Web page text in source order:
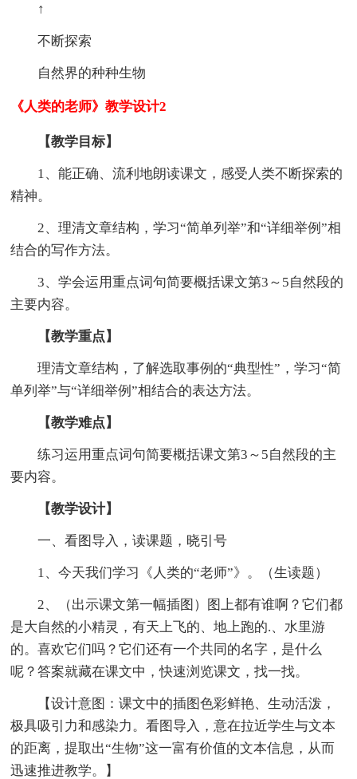
↑
不断探索
自然界的种种生物
《人类的老师》教学设计2
【教学目标】
1、能正确、流利地朗读课文，感受人类不断探索的
精神。
2、理清文章结构，学习“简单列举”和“详细举例”相
结合的写作方法。
3、学会运用重点词句简要概括课文第3～5自然段的
主要内容。
【教学重点】
理清文章结构，了解选取事例的“典型性”，学习“简
单列举”与“详细举例”相结合的表达方法。
【教学难点】
练习运用重点词句简要概括课文第3～5自然段的主
要内容。
【教学设计】
一、看图导入，读课题，晓引号
1、今天我们学习《人类的“老师”》。（生读题）
2、（出示课文第一幅插图）图上都有谁啊？它们都
是大自然的小精灵，有天上飞的、地上跑的.、水里游
的。喜欢它们吗？它们还有一个共同的名字，是什么
呢？答案就藏在课文中，快速浏览课文，找一找。
【设计意图：课文中的插图色彩鲜艳、生动活泼，
极具吸引力和感染力。看图导入，意在拉近学生与文本
的距离，提取出“生物”这一富有价值的文本信息，从而
迅速推进教学。】